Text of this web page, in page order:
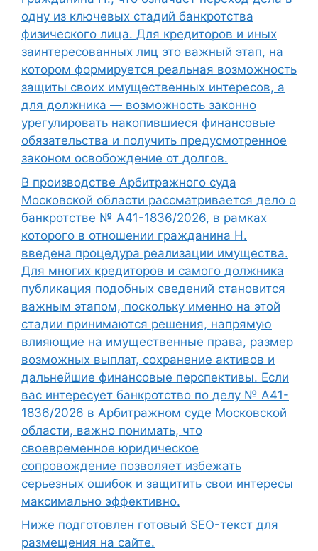
одну из ключевых стадий банкротства
физического лица. Для кредиторов и иных
заинтересованных лиц это важный этап, на
котором формируется реальная возможность
защиты своих имущественных интересов, а
для должника — возможность законно
урегулировать накопившиеся финансовые
обязательства и получить предусмотренное
законом освобождение от долгов.
В производстве Арбитражного суда
Московской области рассматривается дело о
банкротстве № А41-1836/2026, в рамках
которого в отношении гражданина Н.
введена процедура реализации имущества.
Для многих кредиторов и самого должника
публикация подобных сведений становится
важным этапом, поскольку именно на этой
стадии принимаются решения, напрямую
влияющие на имущественные права, размер
возможных выплат, сохранение активов и
дальнейшие финансовые перспективы. Если
вас интересует банкротство по делу № А41-
1836/2026 в Арбитражном суде Московской
области, важно понимать, что
своевременное юридическое
сопровождение позволяет избежать
серьезных ошибок и защитить свои интересы
максимально эффективно.
Ниже подготовлен готовый SEO-текст для
размещения на сайте.